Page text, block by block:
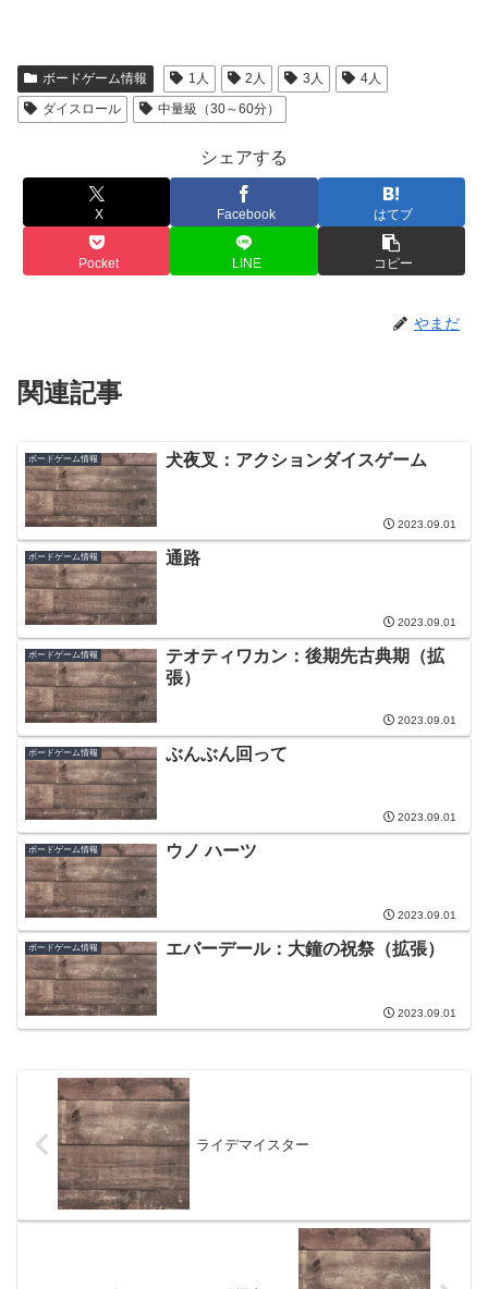
ボードゲーム情報 1人 2人 3人
4人
ダイスロール
中量級（30～60分）
シェアする
X Facebook はてブ
Pocket LINE コピー
やまだ
関連記事
ボードゲーム情報 犬夜叉：アクションダイスゲーム
2023.09.01
ボードゲーム情報 通路
2023.09.01
ボードゲーム情報
テオティワカン：後期先古典期（拡
張）
2023.09.01
ボードゲーム情報 ぶんぶん回って
2023.09.01
ボードゲーム情報 ウノ ハーツ
2023.09.01
ボードゲーム情報 エバーデール：大鐘の祝祭（拡張）
2023.09.01
ライデマイスター